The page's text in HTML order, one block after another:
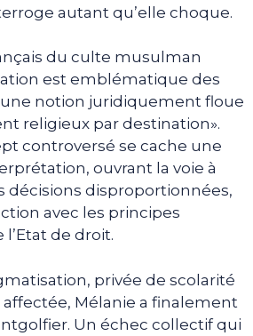
autant qu’elle choque.
du culte musulman
est emblématique des
notion juridiquement floue
religieux par destination».
controversé se cache une
ouvrant la voie à
décisions disproportionnées,
avec les principes
de droit.
privée de scolarité
Mélanie a finalement
Un échec collectif qui